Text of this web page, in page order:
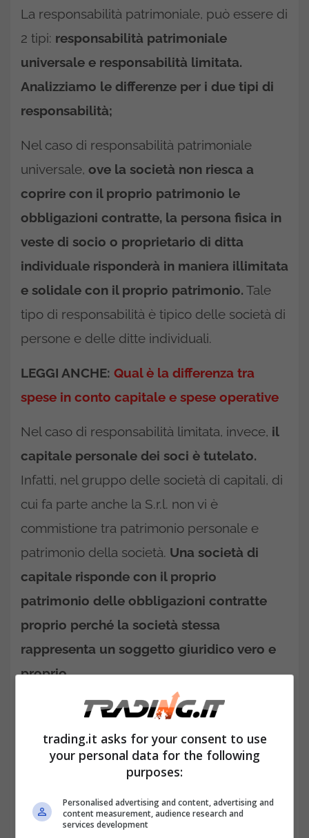
La responsabilità patrimoniale, può essere di
2 tipi: responsabilità patrimoniale
universale e responsabilità limitata.
Analizziamo le differenze per i due tipi di
responsabilità;
Nel caso di responsabilità patrimoniale
universale, ove la società non riesca a
coprire con il proprio patrimonio le
obbligazioni contratte, la persona fisica in
veste di socio o proprietario di ditta
individuale risponderà in maniera illimitata
e solidale con il proprio patrimonio. Tale
tipo di responsabilità è tipico delle società di
persone e delle ditte individuali.
LEGGI ANCHE: Qual è la differenza tra
spese in conto capitale e spese operative
Nel caso di responsabilità limitata, invece, il
capitale personale dei soci è tutelato.
Infatti, nel gruppo delle società di capitali, di
cui fa parte anche la S.r.l. non vi è
commistione tra patrimonio personale e
patrimonio della società. Una società di
capitale risponde con il proprio
patrimonio delle obbligazioni contratte
proprio perché la società stessa
rappresenta un soggetto giuridico vero e
proprio.
potrebbe capitare che si passi da
una responsabilità limitata ad una
responsabilità personale di tipo allargato
anche in una S.r.l. ecco i casi.
Il caso del “richiamo del capitale
sottoscritto”
trading.it asks for your consent to use
your personal data for the following
purposes:
Personalised advertising and content, advertising and
content measurement, audience research and
services development